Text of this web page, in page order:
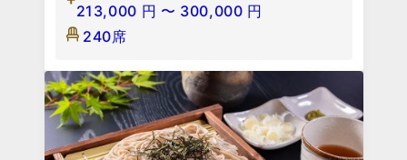
213,000 円 〜 300,000 円
240席